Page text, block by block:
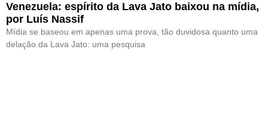
Venezuela: espírito da Lava Jato baixou na mídia,
por Luís Nassif
Mídia se baseou em apenas uma prova, tão duvidosa quanto uma
delação da Lava Jato: uma pesquisa